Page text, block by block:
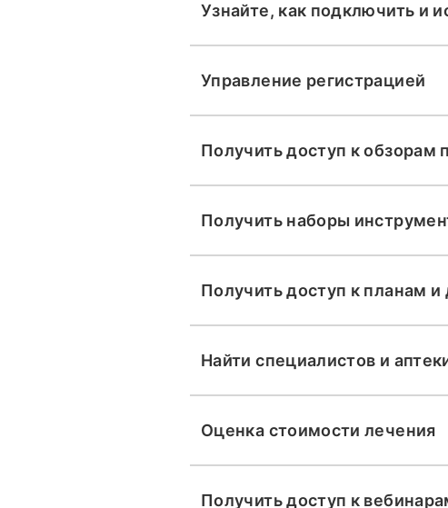
Узнайте, как подключить и
Управление регистрацией
Получить доступ к обзорам
Получить наборы
Получить доступ к планам
Найти специалистов и
Оценка стоимости лечения
Получить доступ к